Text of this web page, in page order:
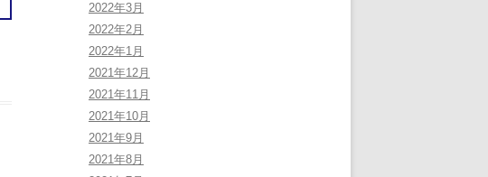
2022年3月
2022年2月
2022年1月
2021年12月
2021年11月
2021年10月
2021年9月
2021年8月